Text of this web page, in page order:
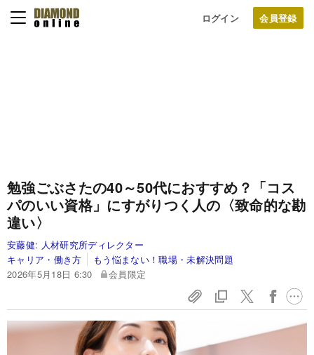
ログイン
勉強ごぶさたの40～50代におすすめ？「コス
パのいい資格」にすがりつく人の〈致命的な勘
違い〉
安藤健: 人材研究所ディレクター
キャリア・働き方
もう悩まない！職場・未解決問題
2026年5月18日 6:30
会員限定